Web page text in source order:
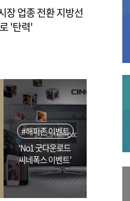
장 업종 전환 지방선
'탄력'
#해피존 이벤트
‘No1 굿다운로드
씨네폭스 이벤트’